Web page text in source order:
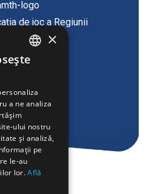
de joc a Regiunii
de Est și Tracia
ENGLISH
FRENCH
BULGARIAN
GERMAN
ROMANIAN
×
a ne analiza
ului nostru
și analiză,
pe
le-au
lor.Află